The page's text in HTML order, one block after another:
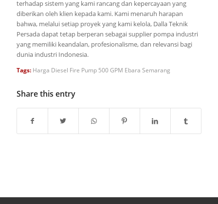
terhadap sistem yang kami rancang dan kepercayaan yang
diberikan oleh klien kepada kami. Kami menaruh harapan
bahwa, melalui setiap proyek yang kami kelola, Dalla Teknik
Persada dapat tetap berperan sebagai supplier pompa industri
yang memiliki keandalan, profesionalisme, dan relevansi bagi
dunia industri Indonesia.
Tags: Harga Diesel Fire Pump 500 GPM Ebara Semarang
Share this entry